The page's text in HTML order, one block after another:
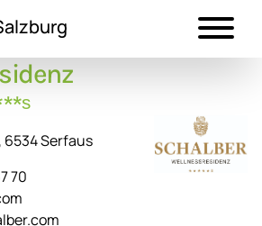
6534 Serfaus
70